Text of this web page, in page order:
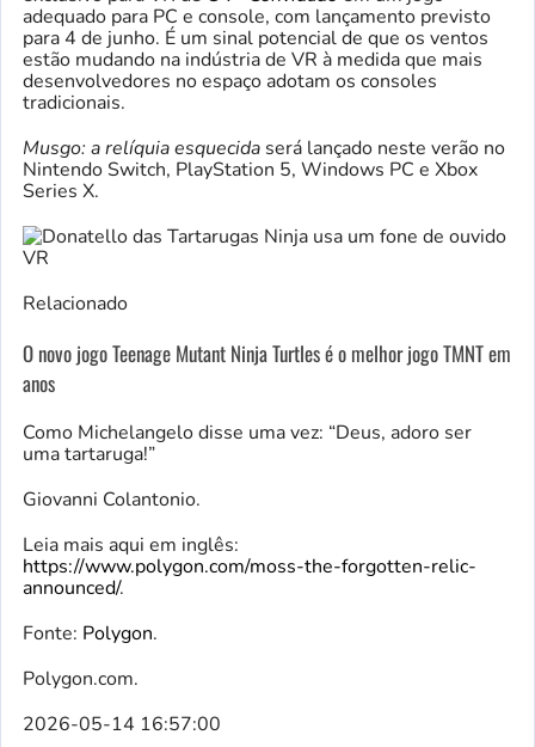
adequado para PC e console, com lançamento previsto
para 4 de junho. É um sinal potencial de que os ventos
estão mudando na indústria de VR à medida que mais
desenvolvedores no espaço adotam os consoles
tradicionais.
Musgo: a relíquia esquecida será lançado neste verão no
Nintendo Switch, PlayStation 5, Windows PC e Xbox
Series X.
Relacionado
O novo jogo Teenage Mutant Ninja Turtles é o melhor jogo TMNT em
anos
Como Michelangelo disse uma vez: “Deus, adoro ser
uma tartaruga!”
Giovanni Colantonio.
Leia mais aqui em inglês:
https://www.polygon.com/moss-the-forgotten-relic-
announced/.
Fonte: Polygon.
Polygon.com.
2026-05-14 16:57:00